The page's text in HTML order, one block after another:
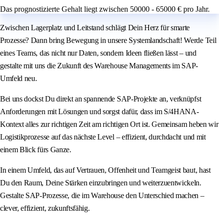
Das prognostizierte Gehalt liegt zwischen 50000 - 65000 € pro Jahr.
Zwischen Lagerplatz und Leitstand schlägt Dein Herz für smarte
Prozesse? Dann bring Bewegung in unsere Systemlandschaft! Werde Teil
eines Teams, das nicht nur Daten, sondern Ideen fließen lässt – und
gestalte mit uns die Zukunft des Warehouse Managements im SAP-
Umfeld neu.
Bei uns dockst Du direkt an spannende SAP-Projekte an, verknüpfst
Anforderungen mit Lösungen und sorgst dafür, dass im S/4HANA-
Kontext alles zur richtigen Zeit am richtigen Ort ist. Gemeinsam heben wir
Logistikprozesse auf das nächste Level – effizient, durchdacht und mit
einem Blick fürs Ganze.
In einem Umfeld, das auf Vertrauen, Offenheit und Teamgeist baut, hast
Du den Raum, Deine Stärken einzubringen und weiterzuentwickeln.
Gestalte SAP-Prozesse, die im Warehouse den Unterschied machen –
clever, effizient, zukunftsfähig.